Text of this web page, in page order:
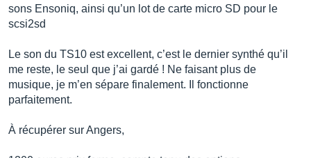
sons Ensoniq, ainsi qu’un lot de carte micro SD pour le
scsi2sd
Le son du TS10 est excellent, c’est le dernier synthé qu’il
me reste, le seul que j’ai gardé ! Ne faisant plus de
musique, je m’en sépare finalement. Il fonctionne
parfaitement.
À récupérer sur Angers,